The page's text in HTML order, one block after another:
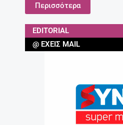
Περισσότερα
EDITORIAL
@ ΈΧΕΙΣ MAIL